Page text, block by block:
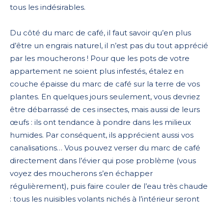
tous les indésirables.
Du côté du marc de café, il faut savoir qu’en plus
d’être un engrais naturel, il n’est pas du tout apprécié
par les moucherons ! Pour que les pots de votre
appartement ne soient plus infestés, étalez en
couche épaisse du marc de café sur la terre de vos
plantes. En quelques jours seulement, vous devriez
être débarrassé de ces insectes, mais aussi de leurs
œufs : ils ont tendance à pondre dans les milieux
humides. Par conséquent, ils apprécient aussi vos
canalisations… Vous pouvez verser du marc de café
directement dans l’évier qui pose problème (vous
voyez des moucherons s’en échapper
régulièrement), puis faire couler de l’eau très chaude
: tous les nuisibles volants nichés à l’intérieur seront